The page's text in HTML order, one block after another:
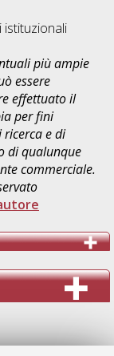
istituzionali
più ampie
essere
effettuato il
per fini
e di
di qualunque
commerciale.